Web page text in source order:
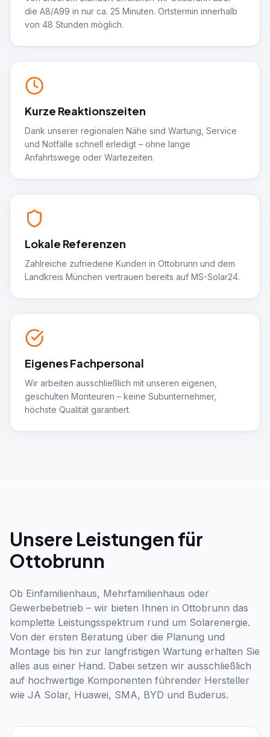
die A8/A99 in nur ca. 25 Minuten. Ortstermin innerhalb
von 48 Stunden möglich.
Kurze Reaktionszeiten
Dank unserer regionalen Nähe sind Wartung, Service
und Notfälle schnell erledigt – ohne lange
Anfahrtswege oder Wartezeiten.
Lokale Referenzen
Zahlreiche zufriedene Kunden in Ottobrunn und dem
Landkreis München vertrauen bereits auf MS-Solar24.
Eigenes Fachpersonal
Wir arbeiten ausschließlich mit unseren eigenen,
geschulten Monteuren – keine Subunternehmer,
höchste Qualität garantiert.
Unsere Leistungen für
Ottobrunn
Ob Einfamilienhaus, Mehrfamilienhaus oder
Gewerbebetrieb – wir bieten Ihnen in Ottobrunn das
komplette Leistungsspektrum rund um Solarenergie.
Von der ersten Beratung über die Planung und
Montage bis hin zur langfristigen Wartung erhalten Sie
alles aus einer Hand. Dabei setzen wir ausschließlich
auf hochwertige Komponenten führender Hersteller
wie JA Solar, Huawei, SMA, BYD und Buderus.